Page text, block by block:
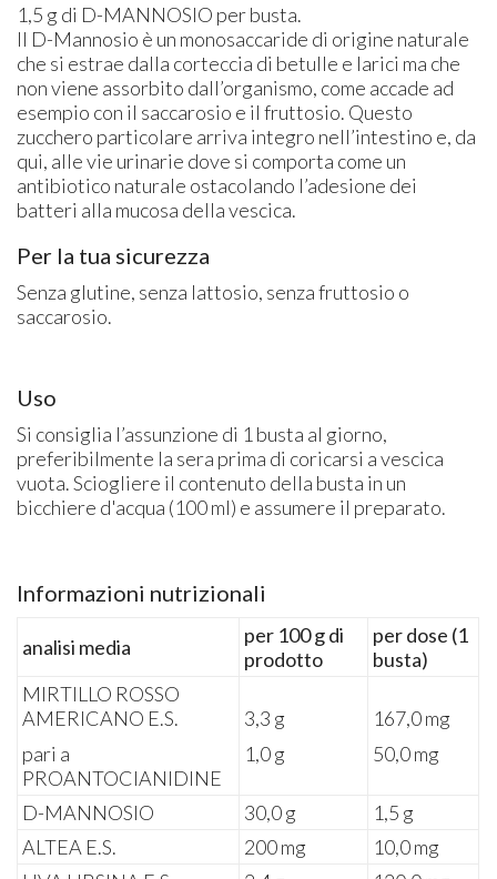
1,5 g di D-MANNOSIO per busta.
Il D-Mannosio è un monosaccaride di origine naturale
che si estrae dalla corteccia di betulle e larici ma che
non viene assorbito dall’organismo, come accade ad
esempio con il saccarosio e il fruttosio. Questo
zucchero particolare arriva integro nell’intestino e, da
qui, alle vie urinarie dove si comporta come un
antibiotico naturale ostacolando l’adesione dei
batteri alla mucosa della vescica.
Per la tua sicurezza
Senza glutine, senza lattosio, senza fruttosio o
saccarosio.
Uso
Si consiglia l’assunzione di 1 busta al giorno,
preferibilmente la sera prima di coricarsi a vescica
vuota. Sciogliere il contenuto della busta in un
bicchiere d'acqua (100 ml) e assumere il preparato.
Informazioni nutrizionali
analisi media
per 100 g di
prodotto
per dose (1
busta)
MIRTILLO ROSSO
AMERICANO E.S.
pari a
PROANTOCIANIDINE
3,3 g
1,0 g
167,0 mg
50,0 mg
D-MANNOSIO 30,0 g
1,5 g
ALTEA E.S.
200 mg
10,0 mg